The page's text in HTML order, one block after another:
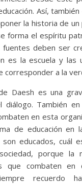
Así,
la historia de
forma el espíritu
deben ser
es la escuela y las
corresponder a la
Daesh es una
diálogo. También
en esta
de educación en
son educados, cuál
porque la
que combaten en
recuerdo